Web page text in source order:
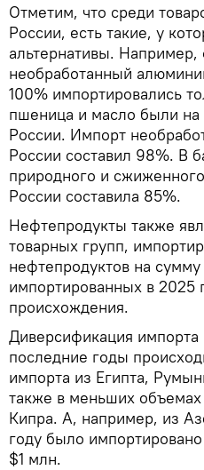
Отметим, что среди
России, есть такие, у
альтернативы. Например,
необработанный
100% импортировались
пшеница и масло были
России. Импорт
России составил 98%. В
природного и
России составила 85%.
Нефтепродукты также
товарных групп,
нефтепродуктов на
импортированных в 2025
происхождения.
Диверсификация импорта
последние годы
импорта из Египта,
также в меньших объемах
Кипра. А, например, из
году было
$1 млн.